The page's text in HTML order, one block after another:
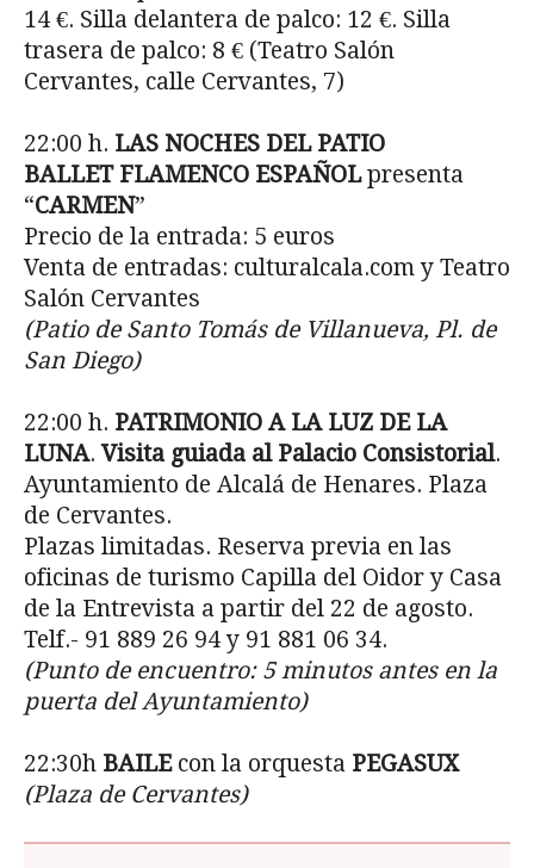
14 €. Silla delantera de palco: 12 €. Silla
trasera de palco: 8 € (Teatro Salón
Cervantes, calle Cervantes, 7)
22:00 h. LAS NOCHES DEL PATIO
BALLET FLAMENCO ESPAÑOLpresenta
“CARMEN”
Precio de la entrada: 5 euros
Venta de entradas: culturalcala.com y Teatro
Salón Cervantes
(Patio de Santo Tomás de Villanueva, Pl. de
San Diego)
22:00 h. PATRIMONIO A LA LUZ DE LA
LUNA.Visita guiada al Palacio Consistorial.
Ayuntamiento de Alcalá de Henares. Plaza
de Cervantes.
Plazas limitadas. Reserva previa en las
oficinas de turismo Capilla del Oidor y Casa
de la Entrevista a partir del 22 de agosto.
Telf.- 91 889 26 94 y 91 881 06 34.
(Punto de encuentro: 5 minutos antes en la
puerta del Ayuntamiento)
22:30h BAILEcon la orquesta PEGASUX
(Plaza de Cervantes)